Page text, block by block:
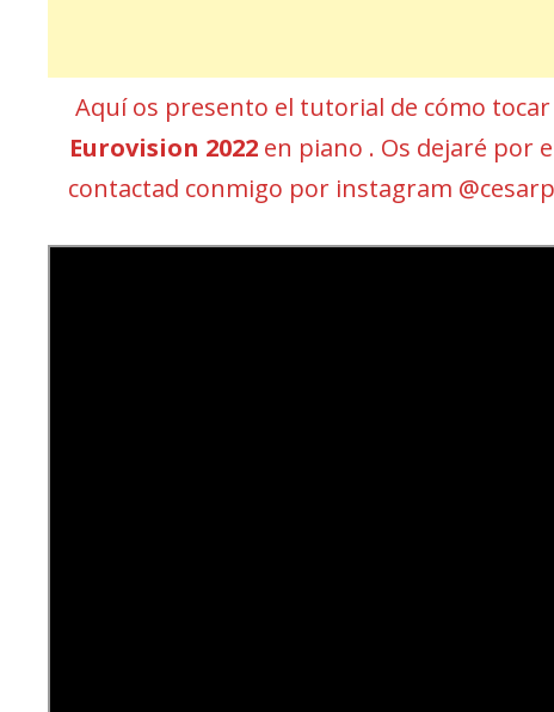
Aquí os presento el tutorial de cómo
Eurovision 2022 en piano . Os dejaré por
contactad conmigo por instagram